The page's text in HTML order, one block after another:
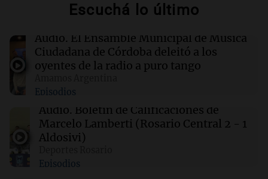
00:32 Clima
Clima en Salta: cómo estará el tiempo este
sábado 8 de agosto
00:27 Clima
Clima en Tucumán: cómo estará el tiempo
este sábado 8 de agosto
Clima en Mendoza: cómo estará el tiempo
Escuchá lo último
Audio. El Ensamble Municipal de Música
Ciudadana de Córdoba deleitó a los
oyentes de la radio a puro tango
Episodios
Audio. Boletín de Calificaciones de
Marcelo Lamberti (Rosario Central 2 - 1
Aldosivi)
Episodios